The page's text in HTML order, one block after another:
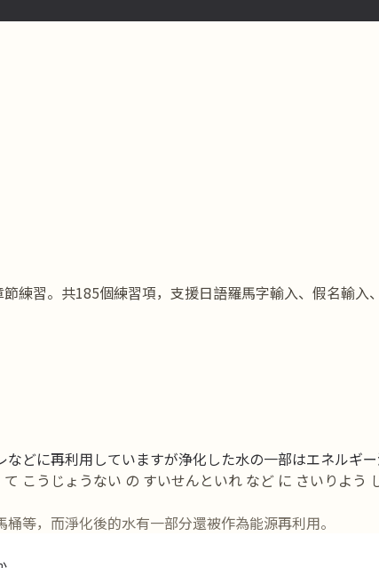
練習。共185個練習項，支援日語羅馬字輸入、假名輸
どに再利用していますが浄化した水の一部はエネルギ
こうじょうない の すいせんといれ など に さいりよ
等，而淨化後的水有一部分還被作為能源再利用。